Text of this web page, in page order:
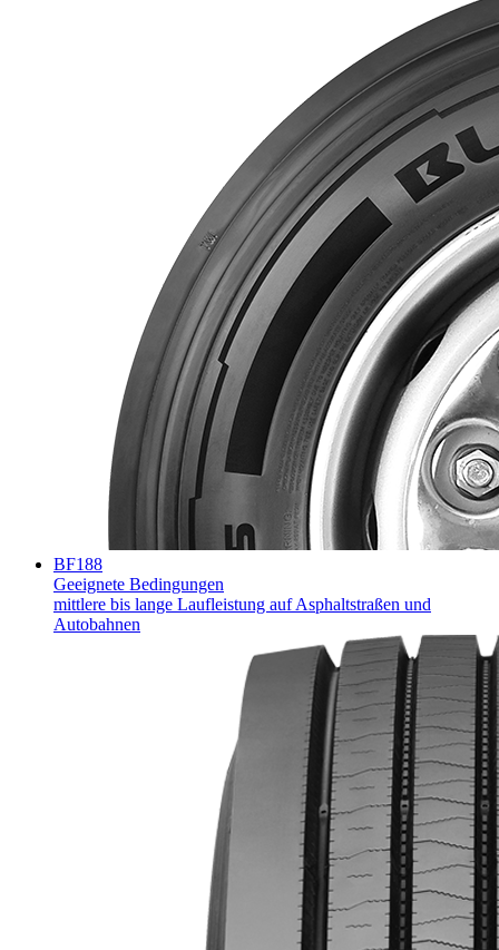
BF188
Geeignete Bedingungen
mittlere bis lange Laufleistung auf Asphaltstraßen und
Autobahnen